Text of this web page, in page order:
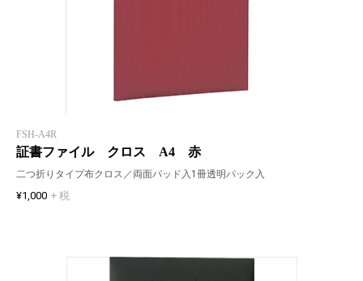
FSH-A4R
証書ファイル クロス A4 赤
二つ折りタイプ布クロス／両面パッド入1冊透明パック入
¥1,000 + 税